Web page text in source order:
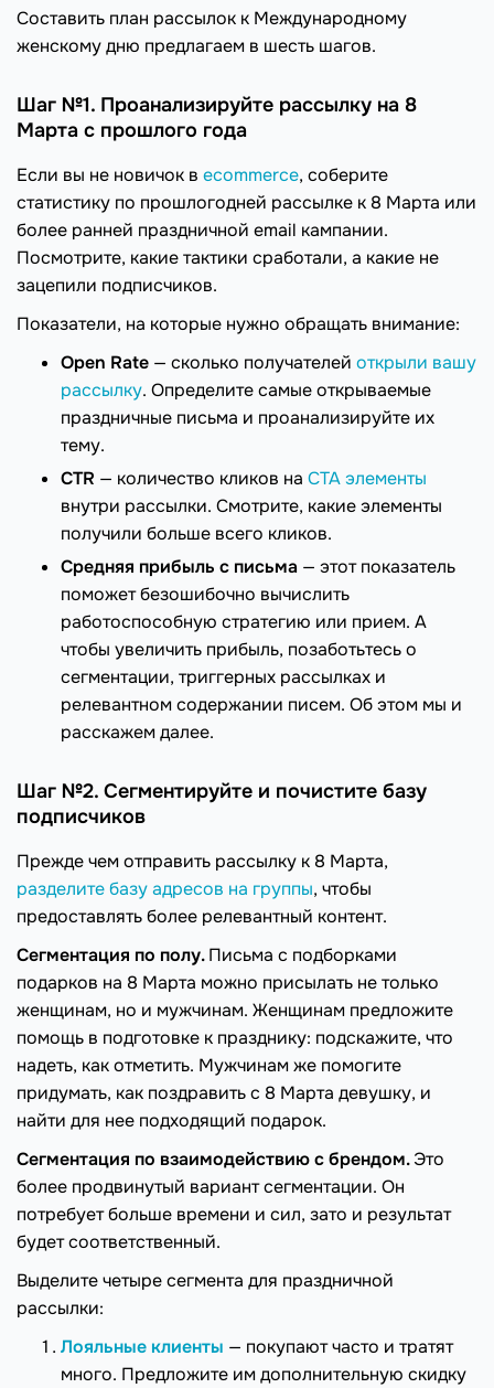
Составить план рассылок к Международному
женскому дню предлагаем в шесть шагов.
Шаг №1. Проанализируйте рассылку на 8
Марта с прошлого года
Если вы не новичок в ecommerce, соберите
статистику по прошлогодней рассылке к 8 Марта или
более ранней праздничной email кампании.
Посмотрите, какие тактики сработали, а какие не
зацепили подписчиков.
Показатели, на которые нужно обращать внимание:
Open Rate — сколько получателей открыли вашу
рассылку. Определите самые открываемые
праздничные письма и проанализируйте их
тему.
CTR — количество кликов на CTA элементы
внутри рассылки. Смотрите, какие элементы
получили больше всего кликов.
Средняя прибыль с письма — этот показатель
поможет безошибочно вычислить
работоспособную стратегию или прием. А
чтобы увеличить прибыль, позаботьтесь о
сегментации, триггерных рассылках и
релевантном содержании писем. Об этом мы и
расскажем далее.
Шаг №2. Сегментируйте и почистите базу
подписчиков
Прежде чем отправить рассылку к 8 Марта,
разделите базу адресов на группы, чтобы
предоставлять более релевантный контент.
Сегментация по полу.Письма с подборками
подарков на 8 Марта можно присылать не только
женщинам, но и мужчинам. Женщинам предложите
помощь в подготовке к празднику: подскажите, что
надеть, как отметить. Мужчинам же помогите
придумать, как поздравить с 8 Марта девушку, и
найти для нее подходящий подарок.
Сегментация по взаимодействию с брендом.Это
более продвинутый вариант сегментации. Он
потребует больше времени и сил, зато и результат
будет соответственный.
Выделите четыре сегмента для праздничной
рассылки:
Лояльные клиенты — покупают часто и тратят
много. Предложите им дополнительную скидку